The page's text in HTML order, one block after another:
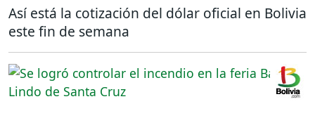
Así está la cotización del dólar oficial en Bolivia
este fin de semana